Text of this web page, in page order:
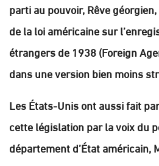
parti au pouvoir, Rêve
de la loi américaine sur
étrangers de 1938 (Foreign
dans une version bien moins
Les États-Unis ont aussi fait
cette législation par la voix du
département d’État américain,